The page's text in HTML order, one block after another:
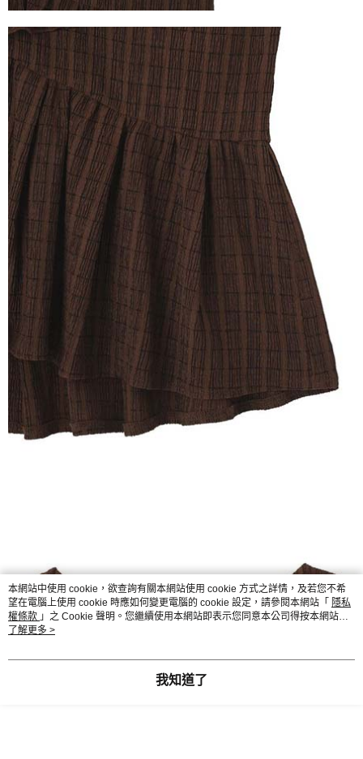
本網站中使用 cookie，欲查詢有關本網站使用 cookie 方式之詳情，及若您不希
望在電腦上使用 cookie 時應如何變更電腦的 cookie 設定，請參閱本網站「 隱私
權條款 」之 Cookie 聲明。您繼續使用本網站即表示您同意本公司得按本網站使
用條款之 Cookie 聲明使用 cookie。
了解更多 >
我知道了